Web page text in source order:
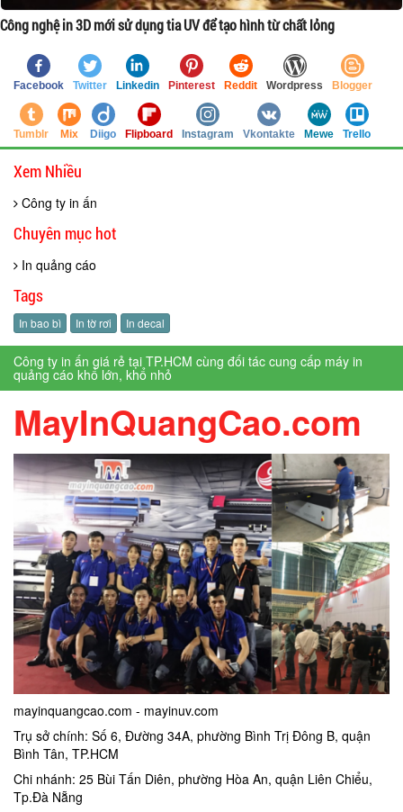
Công nghệ in 3D mới sử dụng tia UV để tạo hình từ chất lỏng
Facebook Twitter Linkedin Pinterest Reddit Wordpress Blogger
Tumblr Mix Diigo Flipboard Instagram Vkontakte Mewe Trello
Xem Nhiều
Công ty in ấn
Chuyên mục hot
In quảng cáo
Tags
In bao bì In tờ rơi In decal
Công ty in ấn giá rẻ tại TP.HCM cùng đối tác cung cấp máy in
quảng cáo khổ lớn, khổ nhỏ
MayInQuangCao.com
mayinquangcao.com - mayinuv.com
Trụ sở chính: Số 6, Đường 34A, phường Bình Trị Đông B, quận
Bình Tân, TP.HCM
Chi nhánh: 25 Bùi Tấn Diên, phường Hòa An, quận Liên Chiểu,
Tp.Đà Nẵng